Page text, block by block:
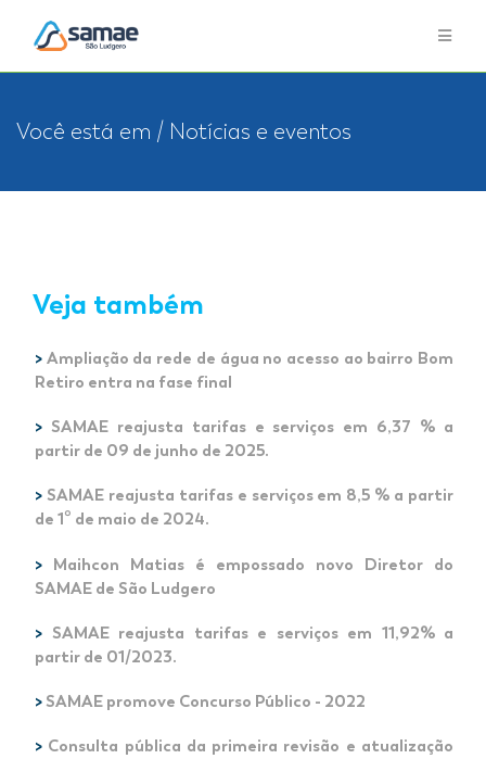
Você está em / Notícias e eventos
Veja também
> Ampliação da rede de água no acesso ao bairro Bom
Retiro entra na fase final
> SAMAE reajusta tarifas e serviços em 6,37 % a
partir de 09 de junho de 2025.
> SAMAE reajusta tarifas e serviços em 8,5 % a partir
de 1º de maio de 2024.
>
Maihcon Matias é empossado novo Diretor do
SAMAE de São Ludgero
> SAMAE reajusta tarifas e serviços em 11,92% a
partir de 01/2023.
> SAMAE promove Concurso Público - 2022
> Consulta pública da primeira revisão e atualização